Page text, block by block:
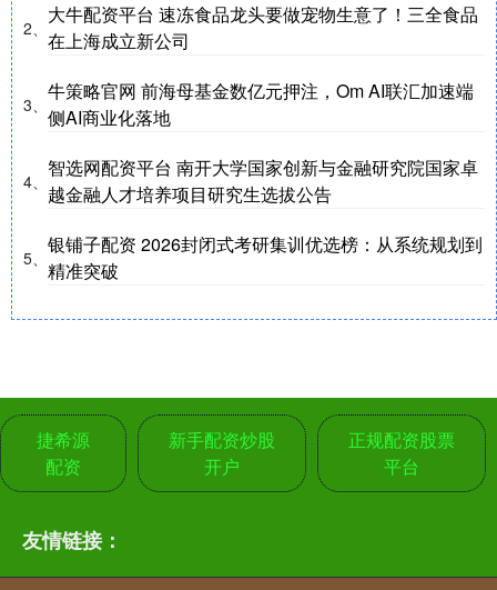
2、
大牛配资平台 速冻食品龙头要做宠物生意了！三全食品
在上海成立新公司
3、
牛策略官网 前海母基金数亿元押注，Om AI联汇加速端
侧AI商业化落地
4、
智选网配资平台 南开大学国家创新与金融研究院国家卓
越金融人才培养项目研究生选拔公告
5、
银铺子配资 2026封闭式考研集训优选榜：从系统规划到
精准突破
捷希源
配资
新手配资炒股
开户
正规配资股票
平台
友情链接：